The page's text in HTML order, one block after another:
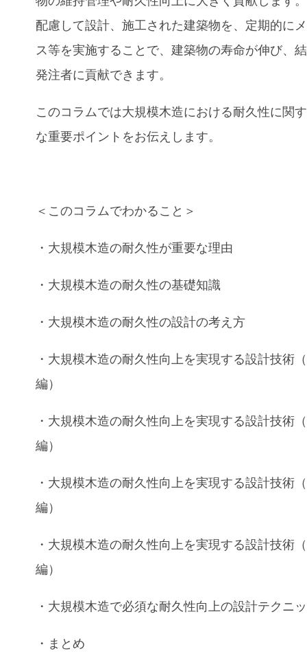
配慮して設計、施工された建築物を、定期的に
ス等を実施することで、建築物の寿命が伸び、
発注者に貢献できます。
このコラムでは大規模木造における耐久性に関
な重要ポイントをお伝えします。
＜このコラムでわかること＞
・ 大規模木造の耐久性が重要な理由
・ 大規模木造の耐久性の基礎知識
・ 大規模木造の耐久性の設計の考え方
・ 大規模木造の耐久性向上を実現する設計技術（
編）
・ 大規模木造の耐久性向上を実現する設計技術（
編）
・ 大規模木造の耐久性向上を実現する設計技術（
編）
・ 大規模木造の耐久性向上を実現する設計技術（
編）
・大規模木造で必須な耐久性向上の設計テクニ
・まとめ